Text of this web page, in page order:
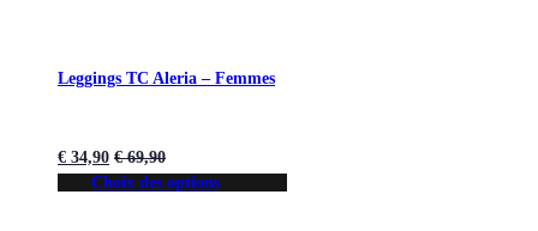
Leggings TC Aleria – Femmes
€ 34,90 €69,90
Choix des options